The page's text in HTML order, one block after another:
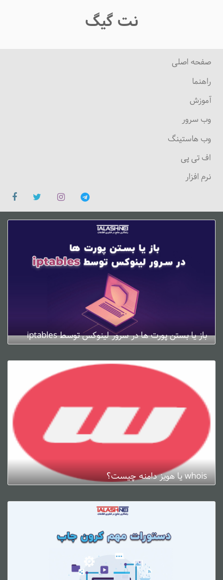
نت گیگ
صفحه اصلی
راهنما
آموزش
وب سرور
وب هاستینگ
اف تی پی
نرم افزار
باز یا بستن پورت ها در سرور لینوکس توسط iptables
whois یا هویز دامنه چیست؟